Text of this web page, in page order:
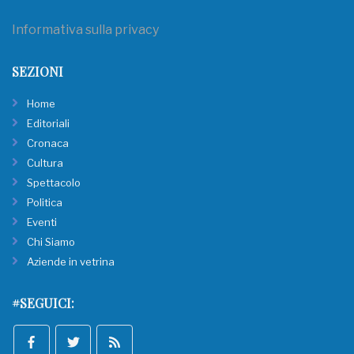
Informativa sulla privacy
SEZIONI
Home
Editoriali
Cronaca
Cultura
Spettacolo
Politica
Eventi
Chi Siamo
Aziende in vetrina
#SEGUICI: